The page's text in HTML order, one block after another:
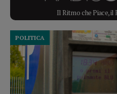
Il Ritmo che Piace, il
POLITICA